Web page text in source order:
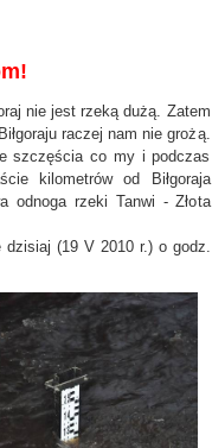
nie jest rzeką dużą. Zatem
raczej nam nie grożą.
szczęścia co my i podczas
kilometrów od Biłgoraja
odnoga rzeki Tanwi - Złota
(19 V 2010 r.) o godz.